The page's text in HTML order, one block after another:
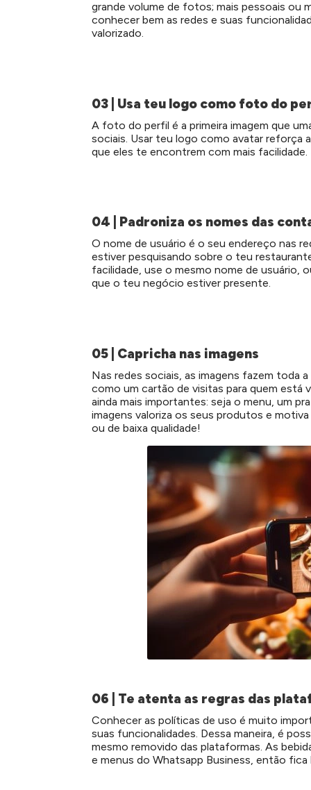
grande volume de fotos; mais pessoais ou
conhecer bem as redes e suas
valorizado.
03 | Usa teu logo como foto do
A foto do perfil é a primeira imagem que
sociais. Usar teu logo como avatar reforça
que eles te encontrem com mais facilidade.
04 | Padroniza os nomes das
O nome de usuário é o seu endereço nas
estiver pesquisando sobre o teu
facilidade, use o mesmo nome de usuário,
que o teu negócio estiver presente.
05 | Capricha nas imagens
Nas redes sociais, as imagens fazem toda
como um cartão de visitas para quem está
ainda mais importantes: seja o menu, um
imagens valoriza os seus produtos e
ou de baixa qualidade!
06 | Te atenta as regras das
Conhecer as políticas de uso é muito
suas funcionalidades. Dessa maneira, é
mesmo removido das plataformas. As
e menus do Whatsapp Business, então fica